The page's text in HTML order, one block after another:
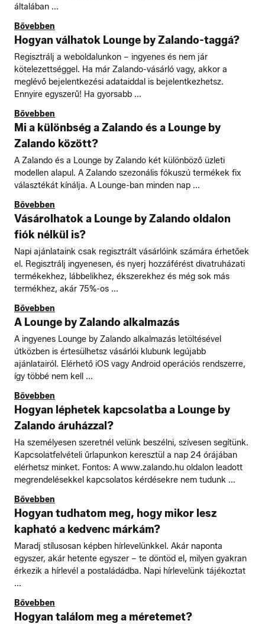
általában ...
Bővebben
Hogyan válhatok Lounge by Zalando-taggá?
Regisztrálj a weboldalunkon – ingyenes és nem jár
kötelezettséggel. Ha már Zalando-vásárló vagy, akkor a
meglévő bejelentkezési adataiddal is bejelentkezhetsz.
Ennyire egyszerű! Ha gyorsabb ...
Bővebben
Mi a különbség a Zalando és a Lounge by
Zalando között?
A Zalando és a Lounge by Zalando két különböző üzleti
modellen alapul. A Zalando szezonális fókuszú termékek fix
választékát kínálja. A Lounge-ban minden nap ...
Bővebben
Vásárolhatok a Lounge by Zalando oldalon
fiók nélkül is?
Napi ajánlataink csak regisztrált vásárlóink számára érhetőek
el. Regisztrálj ingyenesen, és nyerj hozzáférést divatruházati
termékekhez, lábbelikhez, ékszerekhez és még sok más
termékhez, akár 75%-os ...
Bővebben
A Lounge by Zalando alkalmazás
A ingyenes Lounge by Zalando alkalmazás letöltésével
útközben is értesülhetsz vásárlói klubunk legújabb
ajánlatairól. Elérhető iOS vagy Android operációs rendszerre,
így többé nem kell ...
Bővebben
Hogyan léphetek kapcsolatba a Lounge by
Zalando áruházzal?
Ha személyesen szeretnél velünk beszélni, szívesen segítünk.
Kapcsolatfelvételi űrlapunkon keresztül a nap 24 órájában
elérhetsz minket. Fontos: A www.zalando.hu oldalon leadott
megrendelésekkel kapcsolatos kérdésekre nem tudunk ...
Bővebben
Hogyan tudhatom meg, hogy mikor lesz
kapható a kedvenc márkám?
Maradj stílusosan képben hírlevelünkkel. Akár naponta
egyszer, akár hetente egyszer – te döntöd el, milyen gyakran
érkezik a hírlevél a postaládádba. Napi hírlevelünk tájékoztat
...
Bővebben
Hogyan találom meg a méretemet?